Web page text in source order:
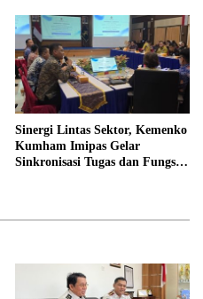
Sinergi Lintas Sektor, Kemenko
Kumham Imipas Gelar
Sinkronisasi Tugas dan Fungsi